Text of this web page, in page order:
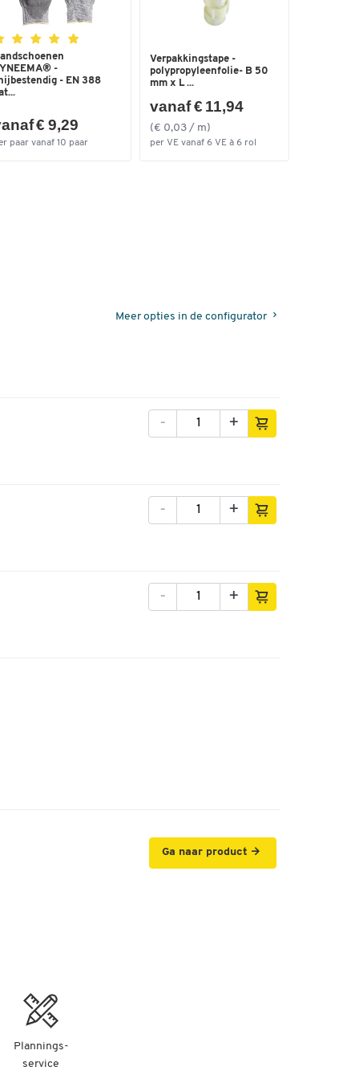
-
- EN 388
€ 9,29
paar vanaf 10 paar
Verpakkingstape -
polypropyleenfolie- B 50
mm x L ...
vanaf € 11,94
(€ 0,03 / m)
per VE vanaf 6 VE à 6 rol
Meer opties in de configurator
+
-
+
-
+
-
Ga naar product
Plannings-
service